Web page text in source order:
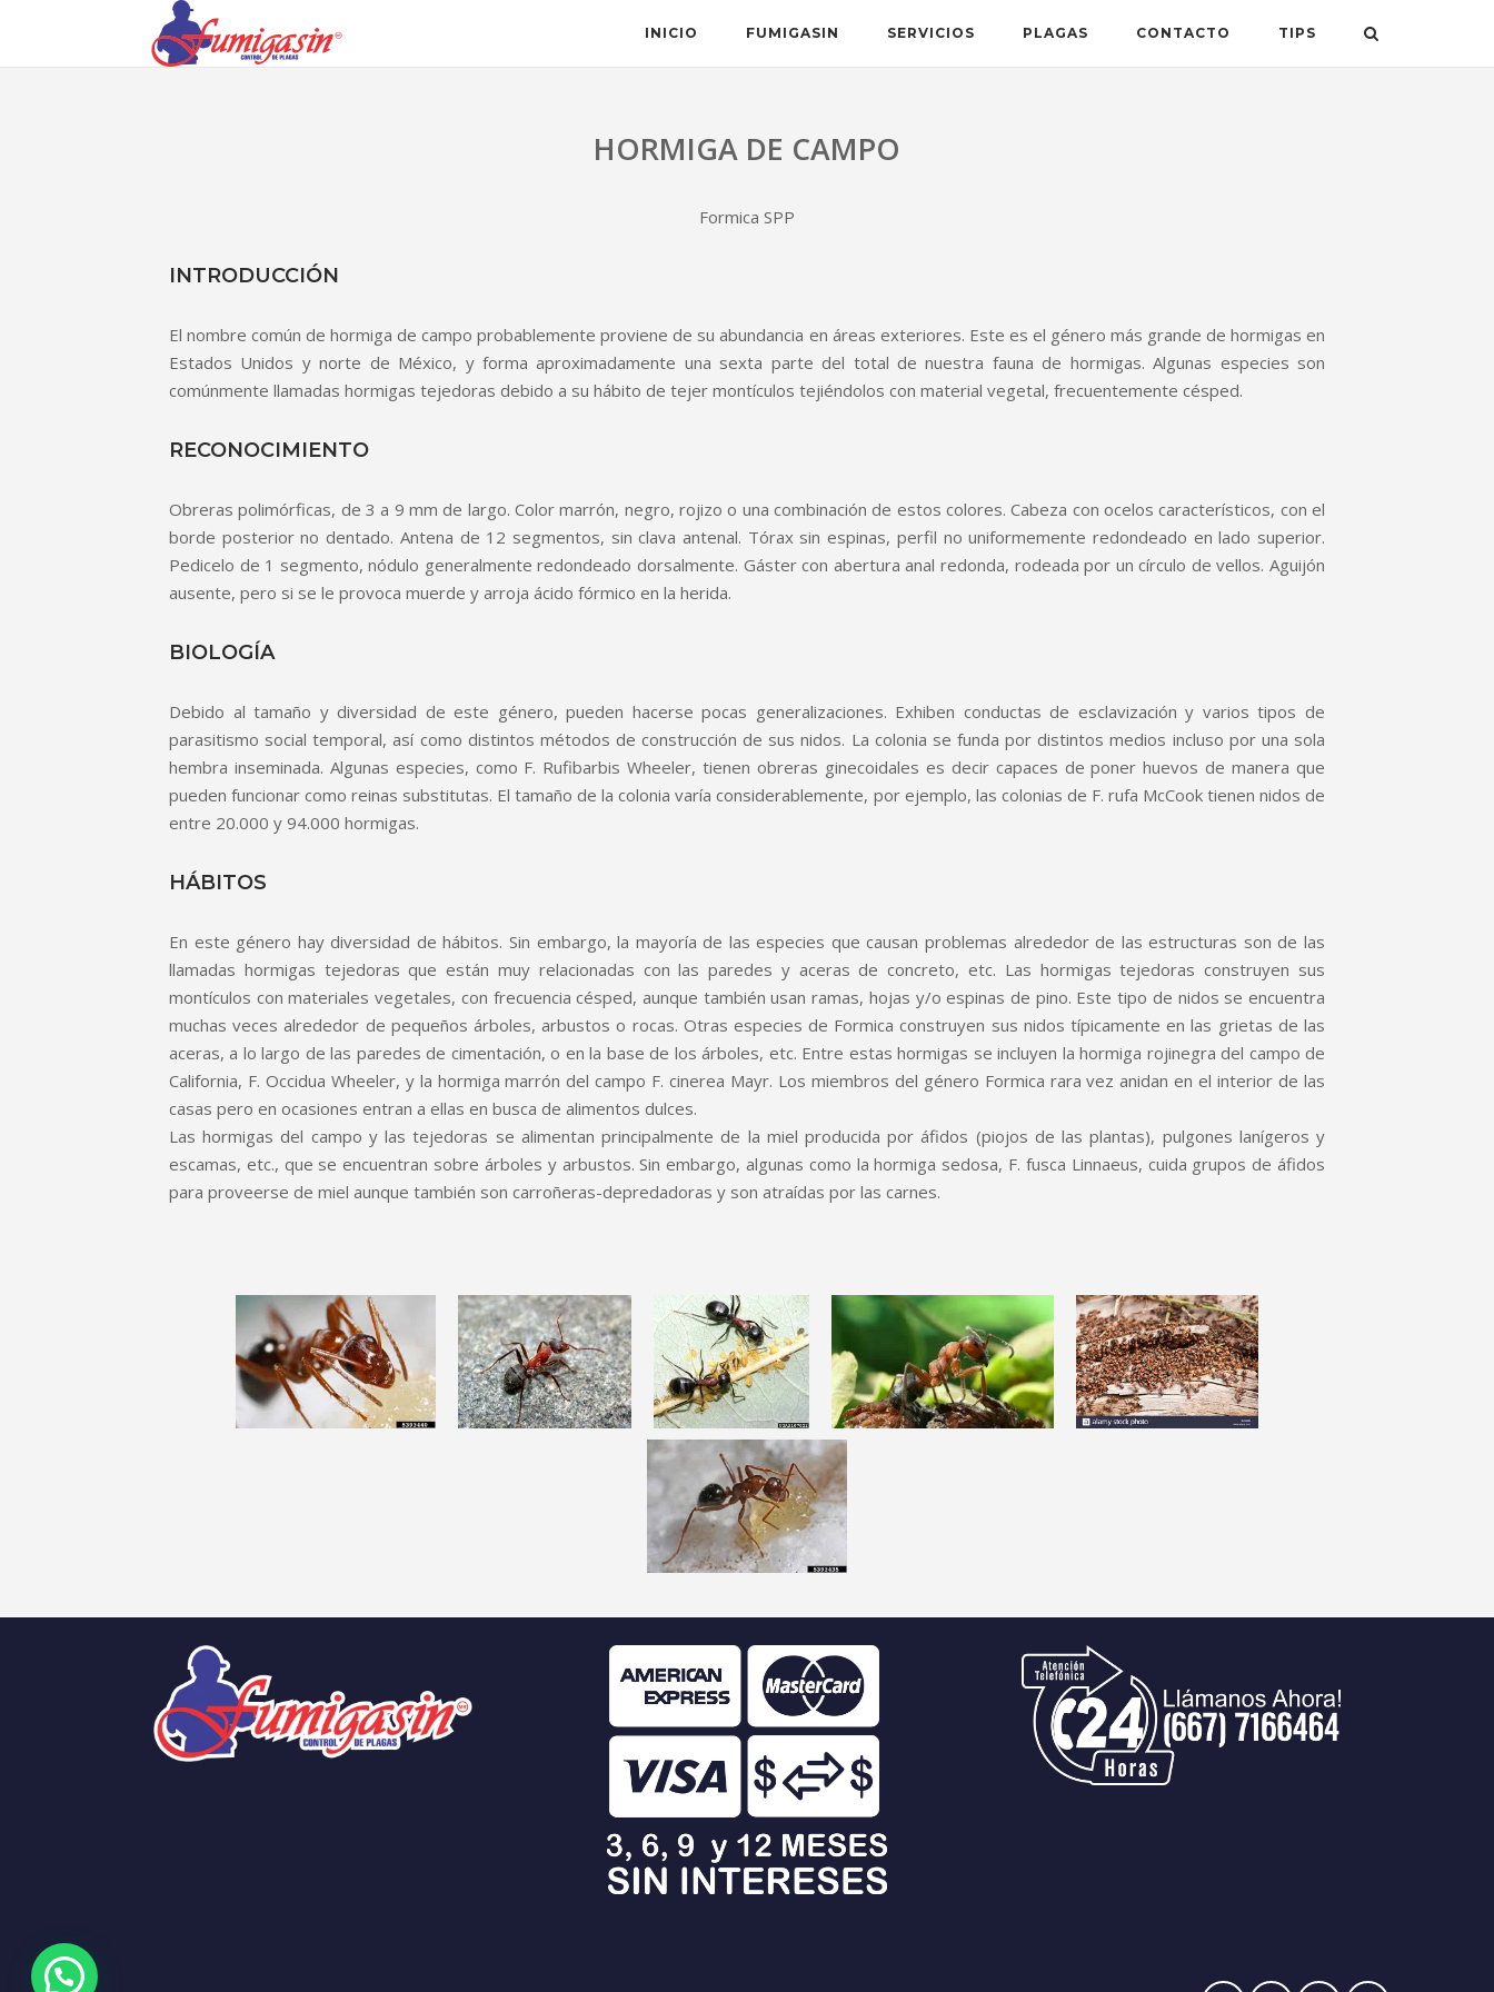
INICIO FUMIGASIN SERVICIOS PLAGAS CONTACTO TIPS
HORMIGA DE CAMPO
Formica SPP
INTRODUCCIÓN
El nombre común de hormiga de campo probablemente proviene de su abundancia en áreas exteriores. Este es el género más grande de hormigas en
Estados Unidos y norte de México, y forma aproximadamente una sexta parte del total de nuestra fauna de hormigas. Algunas especies son
comúnmente llamadas hormigas tejedoras debido a su hábito de tejer montículos tejiéndolos con material vegetal, frecuentemente césped.
RECONOCIMIENTO
Obreras polimórficas, de 3 a 9 mm de largo. Color marrón, negro, rojizo o una combinación de estos colores. Cabeza con ocelos característicos, con el
borde posterior no dentado. Antena de 12 segmentos, sin clava antenal. Tórax sin espinas, perfil no uniformemente redondeado en lado superior.
Pedicelo de 1 segmento, nódulo generalmente redondeado dorsalmente. Gáster con abertura anal redonda, rodeada por un círculo de vellos. Aguijón
ausente, pero si se le provoca muerde y arroja ácido fórmico en la herida.
BIOLOGÍA
Debido al tamaño y diversidad de este género, pueden hacerse pocas generalizaciones. Exhiben conductas de esclavización y varios tipos de
parasitismo social temporal, así como distintos métodos de construcción de sus nidos. La colonia se funda por distintos medios incluso por una sola
hembra inseminada. Algunas especies, como F. Rufibarbis Wheeler, tienen obreras ginecoidales es decir capaces de poner huevos de manera que
pueden funcionar como reinas substitutas. El tamaño de la colonia varía considerablemente, por ejemplo, las colonias de F. rufa McCook tienen nidos de
entre 20.000 y 94.000 hormigas.
HÁBITOS
En este género hay diversidad de hábitos. Sin embargo, la mayoría de las especies que causan problemas alrededor de las estructuras son de las
llamadas hormigas tejedoras que están muy relacionadas con las paredes y aceras de concreto, etc. Las hormigas tejedoras construyen sus
montículos con materiales vegetales, con frecuencia césped, aunque también usan ramas, hojas y/o espinas de pino. Este tipo de nidos se encuentra
muchas veces alrededor de pequeños árboles, arbustos o rocas. Otras especies de Formica construyen sus nidos típicamente en las grietas de las
aceras, a lo largo de las paredes de cimentación, o en la base de los árboles, etc. Entre estas hormigas se incluyen la hormiga rojinegra del campo de
California, F. Occidua Wheeler, y la hormiga marrón del campo F. cinerea Mayr. Los miembros del género Formica rara vez anidan en el interior de las
casas pero en ocasiones entran a ellas en busca de alimentos dulces.
Las hormigas del campo y las tejedoras se alimentan principalmente de la miel producida por áfidos (piojos de las plantas), pulgones lanígeros y
escamas, etc., que se encuentran sobre árboles y arbustos. Sin embargo, algunas como la hormiga sedosa, F. fusca Linnaeus, cuida grupos de áfidos
para proveerse de miel aunque también son carroñeras-depredadoras y son atraídas por las carnes.